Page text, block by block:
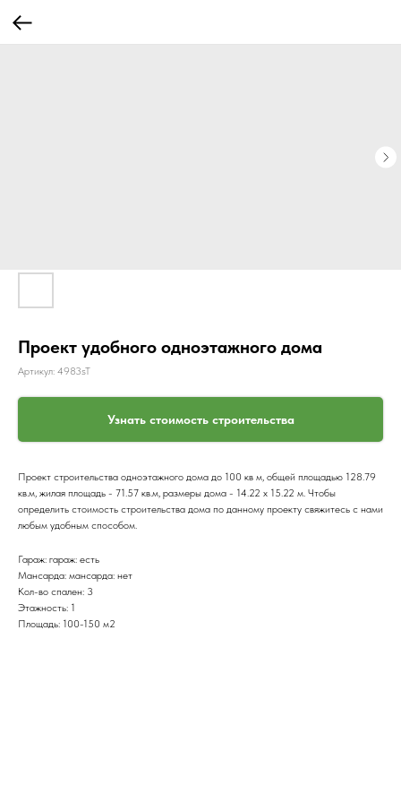
Проект удобного одноэтажного дома
Артикул: 4983sT
Узнать стоимость строительства
Проект строительства одноэтажного дома до 100 кв м, общей площадью 128.79
кв.м, жилая площадь - 71.57 кв.м, размеры дома - 14.22 x 15.22 м. Чтобы
определить стоимость строительства дома по данному проекту свяжитесь с нами
любым удобным способом.
Гараж: гараж: есть
Мансарда: мансарда: нет
Кол-во спален: 3
Этажность: 1
Площадь: 100-150 м2